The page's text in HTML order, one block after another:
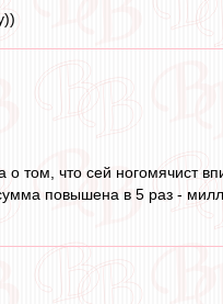
том, что сей ногомячист
повышена в 5 раз -